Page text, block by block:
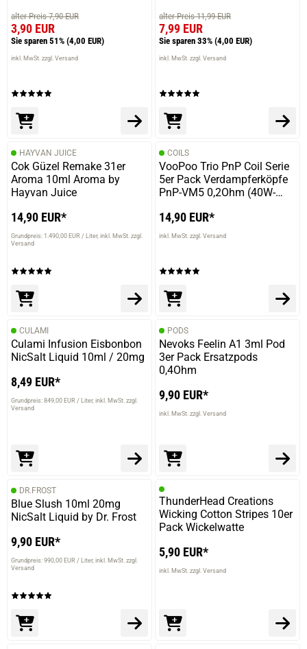
alter Preis 7,90 EUR
3,90 EUR
Sie sparen 51% (4,00 EUR)
inkl. MwSt. zzgl. Versand
alter Preis 11,99 EUR
7,99 EUR
Sie sparen 33% (4,00 EUR)
inkl. MwSt. zzgl. Versand
HAYVAN JUICE
Cok Güzel Remake 31er
Aroma 10ml Aroma by
Hayvan Juice
14,90 EUR*
Grundpreis: 1.490,00 EUR / Liter inkl. MwSt. zzgl.
Versand
COILS
VooPoo Trio PnP Coil Serie
5er Pack Verdampferköpfe
PnP-VM5 0,2Ohm (40W-
14,90 EUR*
inkl. MwSt. zzgl. Versand
CULAMI
Culami Infusion Eisbonbon
NicSalt Liquid 10ml / 20mg
8,49 EUR*
Grundpreis: 849,00 EUR / Liter inkl. MwSt. zzgl.
Versand
PODS
Nevoks Feelin A1 3ml Pod
3er Pack Ersatzpods
0,4Ohm
9,90 EUR*
inkl. MwSt. zzgl. Versand
DR.FROST
Blue Slush 10ml 20mg
NicSalt Liquid by Dr. Frost
9,90 EUR*
Grundpreis: 990,00 EUR / Liter inkl. MwSt. zzgl.
Versand
ThunderHead Creations
Wicking Cotton Stripes 10er
Pack Wickelwatte
5,90 EUR*
inkl. MwSt. zzgl. Versand